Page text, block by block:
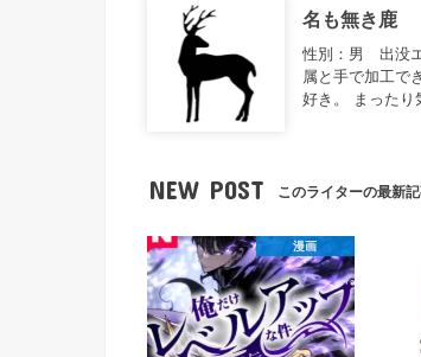
名も無き鹿
性別：男 出没
属と手で加工で
好き。 まったり
NEW POST このライターの最新
漫画